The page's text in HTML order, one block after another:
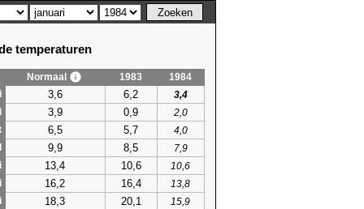
temperaturen
Normaal 1983
1984
3,6 6,2
3,4
3,9 0,9
2,0
6,5 5,7
4,0
9,9 8,5
7,9
13,4 10,6
10,6
16,2 16,4
13,8
18,3 20,1
15,9